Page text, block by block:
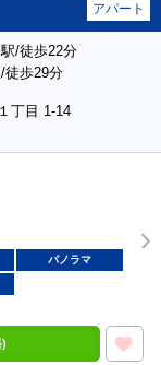
アパート
/徒歩22分
徒歩29分
丁目 1-14
パノラマ